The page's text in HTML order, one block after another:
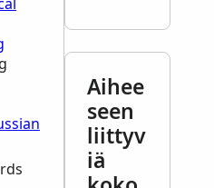
Aihee
seen
liittyv
iä